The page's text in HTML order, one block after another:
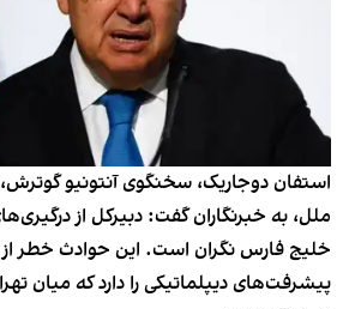
استفان دوجاریک، سخنگوی آنتونیو
ملل، به خبرنگاران گفت: دبیرکل از
خلیج فارس نگران است. این حوادث خطر
پیشرفت‌های دیپلماتیکی را دارد که میان